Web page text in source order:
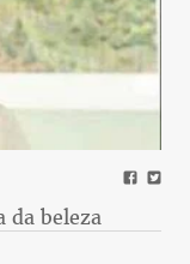
da beleza